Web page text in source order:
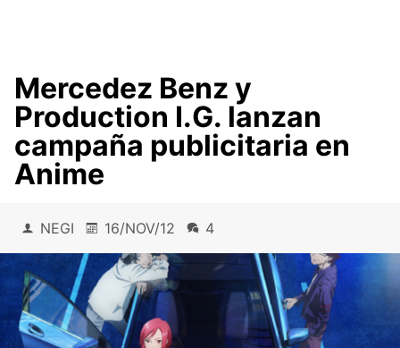
Mercedez Benz y
Production I.G. lanzan
campaña publicitaria en
Anime
NEGI 16/NOV/12 4